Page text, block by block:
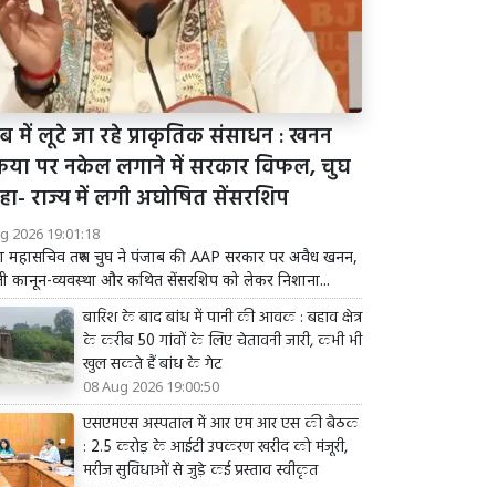
में लूटे जा रहे प्राकृतिक संसाधन : खनन
पर नकेल लगाने में सरकार विफल, चुघ
राज्य में लगी अघोषित सेंसरशिप
2026 19:01:18
महासचिव तरुण चुघ ने पंजाब की AAP सरकार पर अवैध खनन,
कानून-व्यवस्था और कथित सेंसरशिप को लेकर निशाना...
बारिश के बाद बांध में पानी की आवक : बहाव क्षेत्र
के करीब 50 गांवों के लिए चेतावनी जारी, कभी भी
खुल सकते हैं बांध के गेट
08 Aug 2026 19:00:50
एसएमएस अस्पताल में आर एम आर एस की बैठक
: 2.5 करोड़ के आईटी उपकरण खरीद को मंजूरी,
मरीज सुविधाओं से जुड़े कई प्रस्ताव स्वीकृत